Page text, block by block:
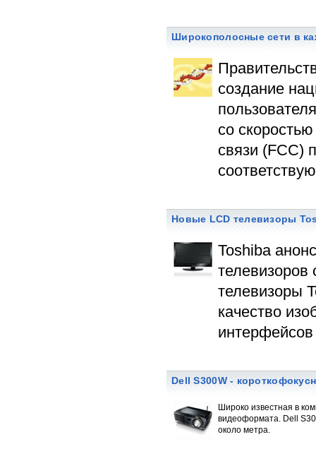
Широкополосные сети в
создание
со
связи (FСС)
Новые LCD телевизоры
Toshiba
телевизоры
качество
Dell S300W -
Широко известная в
видеоформата. Dell
около метра.